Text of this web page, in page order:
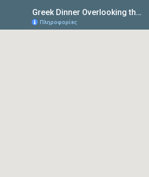
Greek Dinner Overlooking the Acropolis
Πληροφορίες